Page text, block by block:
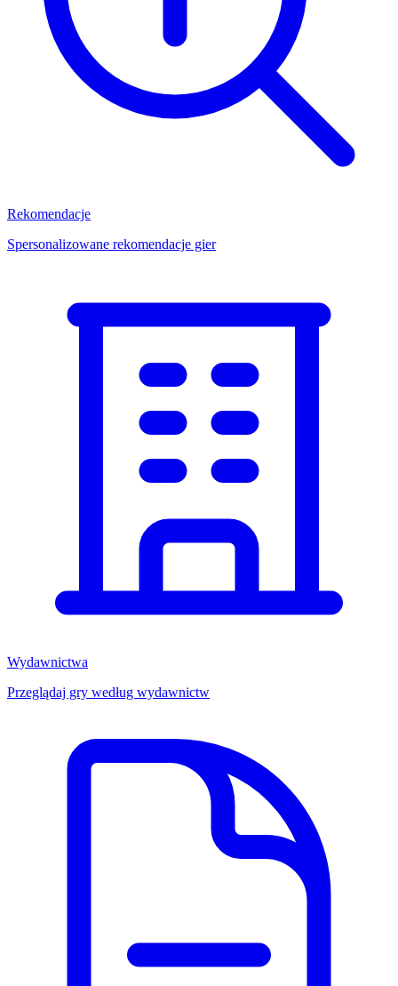
Rekomendacje
Spersonalizowane rekomendacje gier
Wydawnictwa
Przeglądaj gry według wydawnictw